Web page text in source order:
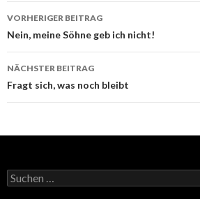
Beitrags-
Navigation
VORHERIGER BEITRAG
Nein, meine Söhne geb ich nicht!
NÄCHSTER BEITRAG
Fragt sich, was noch bleibt
Suchen
nach: